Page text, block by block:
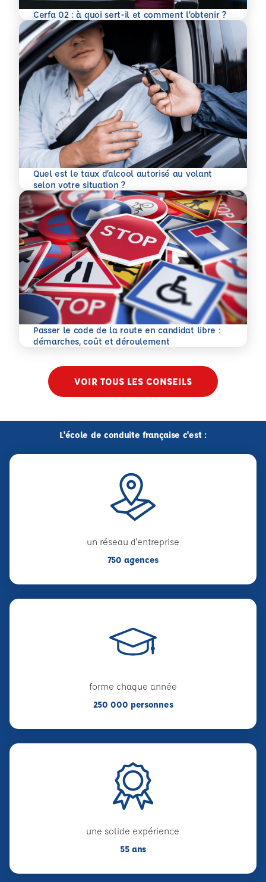
Cerfa 02 : à quoi sert-il et comment l’obtenir ?
En savoir plus
Quel est le taux d’alcool autorisé au volant
selon votre situation ?
En savoir plus
Passer le code de la route en candidat libre :
démarches, coût et déroulement
En savoir plus
VOIR TOUS LES CONSEILS
L'école de conduite française c'est :
un réseau d'entreprise
750 agences
forme chaque année
250 000 personnes
une solide expérience
55 ans